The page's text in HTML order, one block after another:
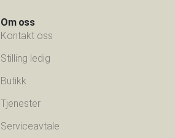
Om oss
Kontakt oss
Stilling ledig
Butikk
Tjenester
Serviceavtale